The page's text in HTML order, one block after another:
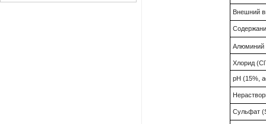
Внешний
Алюминий
Хлорид (Cl-
pH (15%,
Сульфат